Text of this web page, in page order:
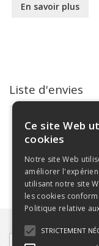
En savoir plus
Liste d'envies
Termes de recherche
Recherche Avancée
Inscription
Ce site Web
cookies
Notre site Web
améliorer
utilisant notre site
les cookies
Politique relative
STRICTEMENT